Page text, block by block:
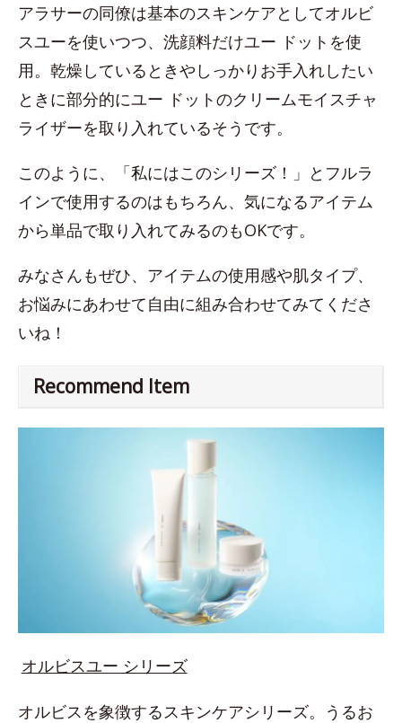
アラサーの同僚は基本のスキンケアとしてオルビ
スユーを使いつつ、洗顔料だけユー ドットを使
用。乾燥しているときやしっかりお手入れしたい
ときに部分的にユー ドットのクリームモイスチャ
ライザーを取り入れているそうです。
このように、「私にはこのシリーズ！」とフルラ
インで使用するのはもちろん、気になるアイテム
から単品で取り入れてみるのもOKです。
みなさんもぜひ、アイテムの使用感や肌タイプ、
お悩みにあわせて自由に組み合わせてみてくださ
いね！
Recommend Item
オルビスユー シリーズ
オルビスを象徴するスキンケアシリーズ。うるお